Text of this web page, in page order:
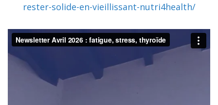
rester-solide-en-vieillissant-nutri4health/